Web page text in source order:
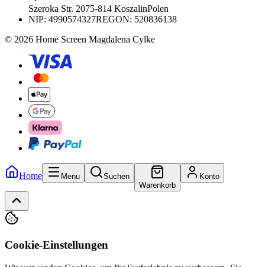
Szeroka Str. 2075-814 KoszalinPolen
NIP: 4990574327REGON: 520836138
© 2026 Home Screen Magdalena Cylke
Home Menu
Suchen
Warenkorb
Konto
Cookie-Einstellungen